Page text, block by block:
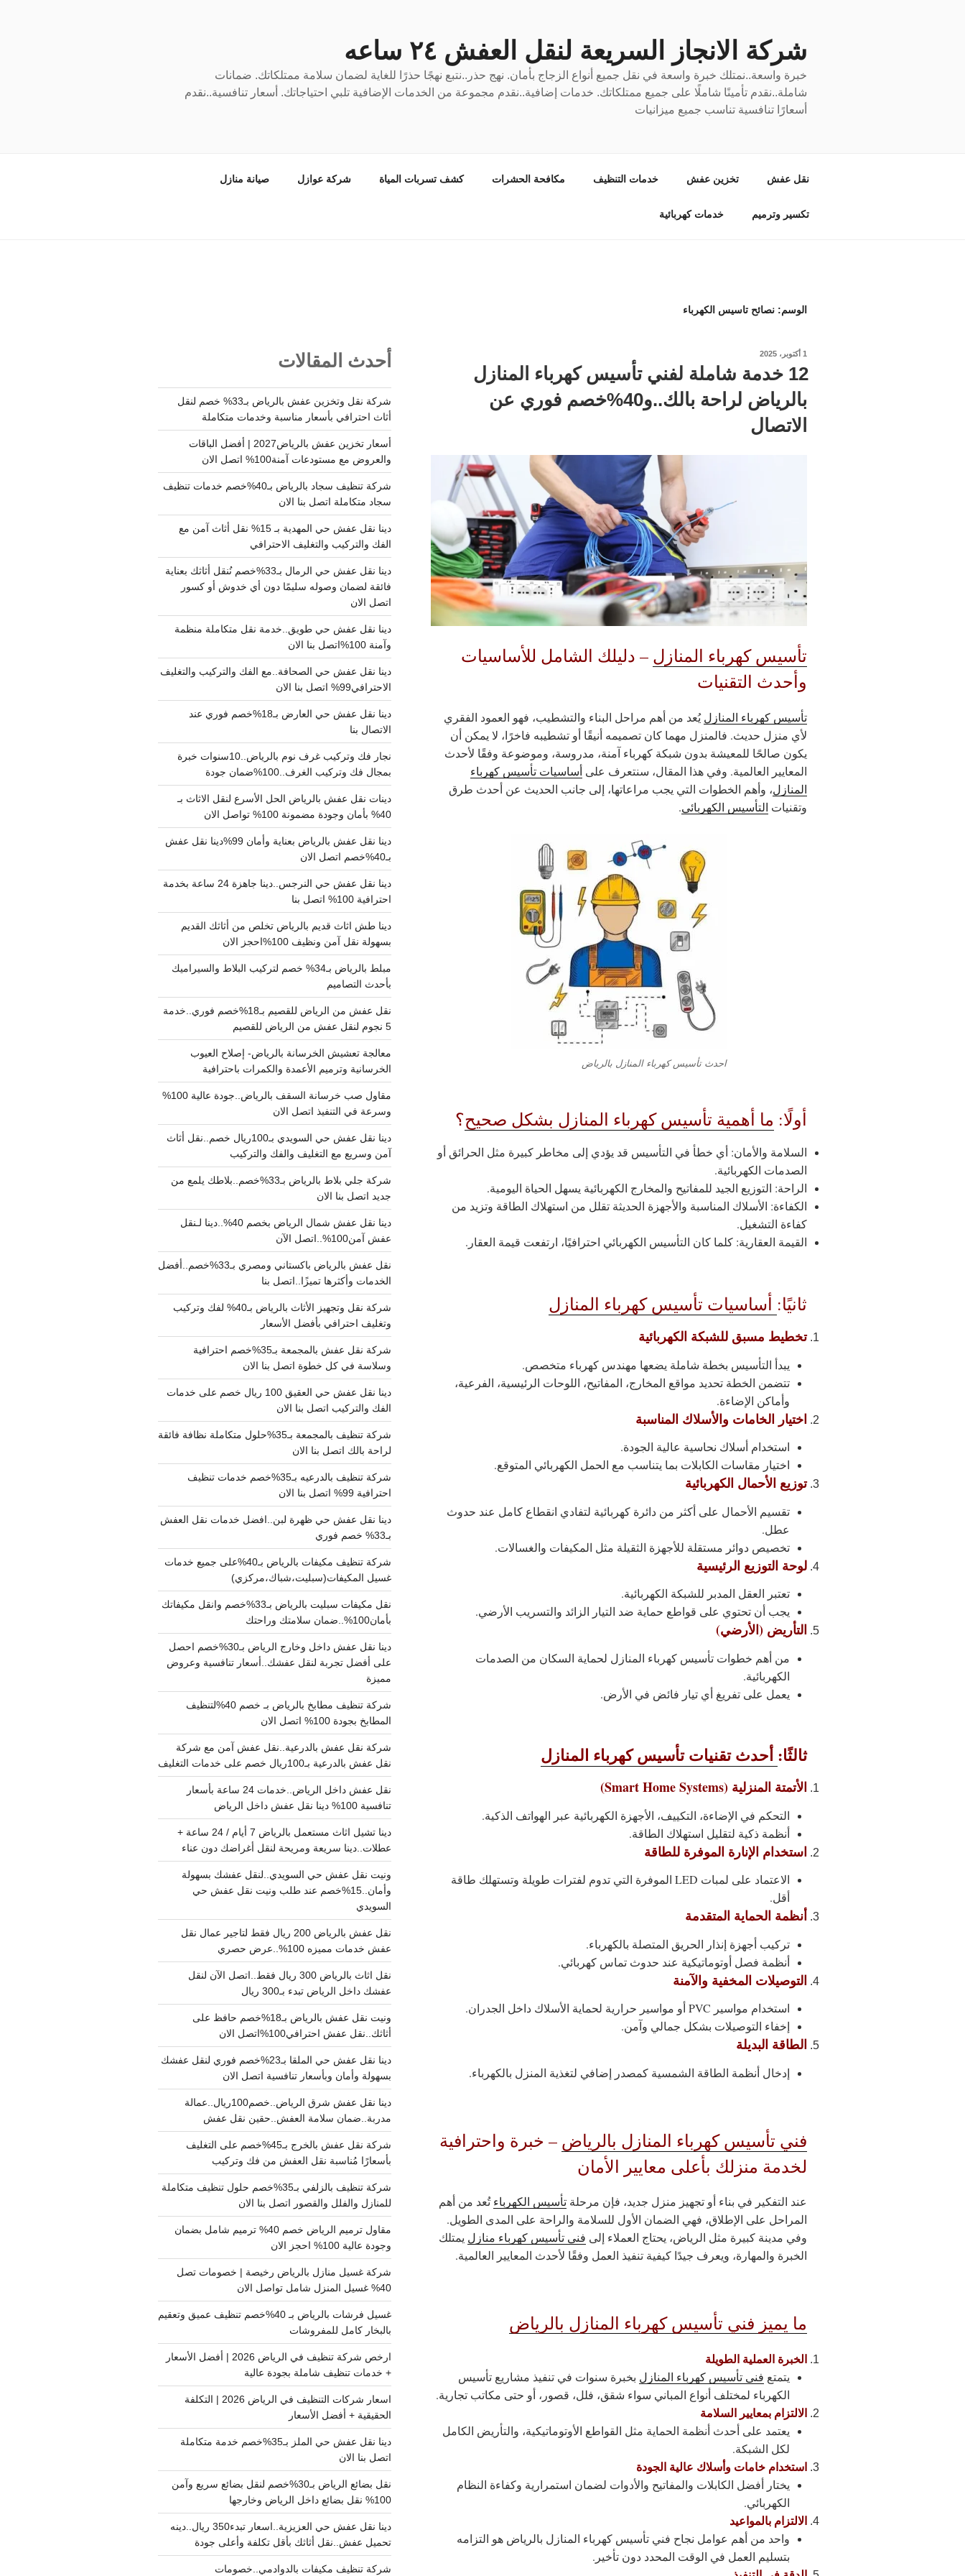
شركة الانجاز السريعة لنقل العفش ٢٤ ساعه
خبرة واسعة..نمتلك خبرة واسعة في نقل جميع أنواع الزجاج بأمان. نهج حذر..نتبع نهجًا حذرًا للغاية لضمان سلامة ممتلكاتك. ضمانات
شاملة..نقدم تأمينًا شاملًا على جميع ممتلكاتك. خدمات إضافية..نقدم مجموعة من الخدمات الإضافية تلبي احتياجاتك. أسعار تنافسية..نقدم
أسعارًا تنافسية تناسب جميع ميزانيات
نقل عفش تخزين عفش خدمات التنظيف مكافحة الحشرات كشف تسربات المياة شركة عوازل صيانة منازل
تكسير وترميم خدمات كهربائية
الوسم: نصائح تاسيس الكهرباء
نُشر1 أكتوبر، 2025
12 خدمة شاملة لفني تأسيس كهرباء المنازل
بالرياض لراحة بالك..و40%خصم فوري عن
الاتصال
تأسيس كهرباء المنازل – دليلك الشامل للأساسيات
وأحدث التقنيات
تأسيس كهرباء المنازليُعد من أهم مراحل البناء والتشطيب، فهو العمود الفقري
لأي منزل حديث. فالمنزل مهما كان تصميمه أنيقًا أو تشطيبه فاخرًا، لا يمكن أن
يكون صالحًا للمعيشة بدون شبكة كهرباء آمنة، مدروسة، وموضوعة وفقًا لأحدث
المعايير العالمية. وفي هذا المقال، سنتعرف على أساسيات تأسيس كهرباء
المنازل، وأهم الخطوات التي يجب مراعاتها، إلى جانب الحديث عن أحدث طرق
وتقنيات التأسيس الكهربائي.
احدث تأسيس كهرباء المنازل بالرياض
أولًا: ما أهمية تأسيس كهرباء المنازل بشكل صحيح؟
السلامة والأمان: أي خطأ في التأسيس قد يؤدي إلى مخاطر كبيرة مثل الحرائق أو
الصدمات الكهربائية.
الراحة: التوزيع الجيد للمفاتيح والمخارج الكهربائية يسهل الحياة اليومية.
الكفاءة: الأسلاك المناسبة والأجهزة الحديثة تقلل من استهلاك الطاقة وتزيد من
كفاءة التشغيل.
القيمة العقارية: كلما كان التأسيس الكهربائي احترافيًا، ارتفعت قيمة العقار.
ثانيًا: أساسيات تأسيس كهرباء المنازل
تخطيط مسبق للشبكة الكهربائية
يبدأ التأسيس بخطة شاملة يضعها مهندس كهرباء متخصص.
تتضمن الخطة تحديد مواقع المخارج، المفاتيح، اللوحات الرئيسية، الفرعية،
وأماكن الإضاءة.
اختيار الخامات والأسلاك المناسبة
استخدام أسلاك نحاسية عالية الجودة.
اختيار مقاسات الكابلات بما يتناسب مع الحمل الكهربائي المتوقع.
توزيع الأحمال الكهربائية
تقسيم الأحمال على أكثر من دائرة كهربائية لتفادي انقطاع كامل عند حدوث
عطل.
تخصيص دوائر مستقلة للأجهزة الثقيلة مثل المكيفات والغسالات.
لوحة التوزيع الرئيسية
تعتبر العقل المدبر للشبكة الكهربائية.
يجب أن تحتوي على قواطع حماية ضد التيار الزائد والتسريب الأرضي.
التأريض (الأرضي)
من أهم خطوات تأسيس كهرباء المنازل لحماية السكان من الصدمات
الكهربائية.
يعمل على تفريغ أي تيار فائض في الأرض.
ثالثًا: أحدث تقنيات تأسيس كهرباء المنازل
الأتمتة المنزلية (Smart Home Systems)
التحكم في الإضاءة، التكييف، الأجهزة الكهربائية عبر الهواتف الذكية.
أنظمة ذكية لتقليل استهلاك الطاقة.
استخدام الإنارة الموفرة للطاقة
الاعتماد على لمبات LED الموفرة التي تدوم لفترات طويلة وتستهلك طاقة
أقل.
أنظمة الحماية المتقدمة
تركيب أجهزة إنذار الحريق المتصلة بالكهرباء.
أنظمة فصل أوتوماتيكية عند حدوث تماس كهربائي.
التوصيلات المخفية والآمنة
استخدام مواسير PVC أو مواسير حرارية لحماية الأسلاك داخل الجدران.
إخفاء التوصيلات بشكل جمالي وآمن.
الطاقة البديلة
إدخال أنظمة الطاقة الشمسية كمصدر إضافي لتغذية المنزل بالكهرباء.
فني تأسيس كهرباء المنازل بالرياض – خبرة واحترافية
لخدمة منزلك بأعلى معايير الأمان
عند التفكير في بناء أو تجهيز منزل جديد، فإن مرحلة تأسيس الكهرباءتُعد من أهم
المراحل على الإطلاق، فهي الضمان الأول للسلامة والراحة على المدى الطويل.
وفي مدينة كبيرة مثل الرياض، يحتاج العملاء إلى فني تأسيس كهرباء منازل يمتلك
الخبرة والمهارة، ويعرف جيدًا كيفية تنفيذ العمل وفقًا لأحدث المعايير العالمية.
ما يميز فني تأسيس كهرباء المنازل بالرياض
الخبرة العملية الطويلة
يتمتع فني تأسيس كهرباء المنازل بخبرة سنوات في تنفيذ مشاريع تأسيس
الكهرباء لمختلف أنواع المباني سواء شقق، فلل، قصور، أو حتى مكاتب تجارية.
الالتزام بمعايير السلامة
يعتمد على أحدث أنظمة الحماية مثل القواطع الأوتوماتيكية، والتأريض الكامل
لكل الشبكة.
استخدام خامات وأسلاك عالية الجودة
يختار أفضل الكابلات والمفاتيح والأدوات لضمان استمرارية وكفاءة النظام
الكهربائي.
الالتزام بالمواعيد
واحد من أهم عوامل نجاح فني تأسيس كهرباء المنازل بالرياض هو التزامه
بتسليم العمل في الوقت المحدد دون تأخير.
أحدث المقالات
شركة نقل وتخزين عفش بالرياض بـ33% خصم لنقل
أثاث احترافي بأسعار مناسبة وخدمات متكاملة
أسعار تخزين عفش بالرياض2027 | أفضل الباقات
والعروض مع مستودعات آمنة100% اتصل الان
شركة تنظيف سجاد بالرياض بـ40%خصم خدمات تنظيف
سجاد متكاملة اتصل بنا الان
دينا نقل عفش حي المهدية بـ 15% نقل أثاث آمن مع
الفك والتركيب والتغليف الاحترافي
دينا نقل عفش حي الرمال بـ33%خصم نُنقل أثاثك بعناية
فائقة لضمان وصوله سليمًا دون أي خدوش أو كسور
اتصل الان
دينا نقل عفش حي طويق..خدمة نقل متكاملة منظمة
وآمنة 100%اتصل بنا الان
دينا نقل عفش حي الصحافة..مع الفك والتركيب والتغليف
الاحترافي99% اتصل بنا الان
دينا نقل عفش حي العارض بـ18%خصم فوري عند
الاتصال بنا
نجار فك وتركيب غرف نوم بالرياض..10سنوات خبرة
بمجال فك وتركيب الغرف..100%ضمان جودة
دينات نقل عفش بالرياض الحل الأسرع لنقل الاثاث بـ
40% بأمان وجودة مضمونة 100% تواصل الان
دينا نقل عفش بالرياض بعناية وأمان 99%دينا نقل عفش
بـ40%خصم اتصل الان
دينا نقل عفش حي النرجس..دينا جاهزة 24 ساعة بخدمة
احترافية 100% اتصل بنا
دينا طش اثاث قديم بالرياض تخلص من أثاثك القديم
بسهولة نقل آمن ونظيف 100%احجز الان
مبلط بالرياض بـ34% خصم لتركيب البلاط والسيراميك
بأحدث التصاميم
نقل عفش من الرياض للقصيم بـ18%خصم فوري..خدمة
5 نجوم لنقل عفش من الرياض للقصيم
معالجة تعشيش الخرسانة بالرياض- إصلاح العيوب
الخرسانية وترميم الأعمدة والكمرات باحترافية
مقاول صب خرسانة السقف بالرياض..جودة عالية 100%
وسرعة في التنفيذ اتصل الان
دينا نقل عفش حي السويدي بـ100ريال خصم..نقل أثاث
آمن وسريع مع التغليف والفك والتركيب
شركة جلي بلاط بالرياض بـ33%خصم..بلاطك يلمع من
جديد اتصل بنا الان
دينا نقل عفش شمال الرياض بخصم 40%..دينا لـنقل
عفش آمن100%..اتصل الآن
نقل عفش بالرياض باكستاني ومصري بـ33%خصم..أفضل
الخدمات وأكثرها تميزًا..اتصل بنا
شركة نقل وتجهيز الأثاث بالرياض بـ40% لفك وتركيب
وتغليف احترافي بأفضل الأسعار
شركة نقل عفش بالمجمعة بـ35%خصم احترافية
وسلاسة في كل خطوة اتصل بنا الان
دينا نقل عفش حي العقيق 100 ريال خصم على خدمات
الفك والتركيب اتصل بنا الان
شركة تنظيف بالمجمعة بـ35%حلول متكاملة نظافة فائقة
لراحة بالك اتصل بنا الان
شركة تنظيف بالدرعيه بـ35%خصم خدمات تنظيف
احترافية 99% اتصل بنا الان
دينا نقل عفش حي ظهرة لبن..افضل خدمات نقل العفش
بـ33% خصم فوري
شركة تنظيف مكيفات بالرياض بـ40%على جميع خدمات
غسيل المكيفات(سبليت،شباك،مركزي)
نقل مكيفات سبليت بالرياض بـ33%خصم وانقل مكيفاتك
بأمان100%..ضمان سلامتك وراحتك
دينا نقل عفش داخل وخارج الرياض بـ30%خصم احصل
على أفضل تجربة لنقل عفشك..أسعار تنافسية وعروض
مميزة
شركة تنظيف مطابخ بالرياض بـ خصم 40%لتنظيف
المطابخ بجودة 100% اتصل الان
شركة نقل عفش بالدرعية..نقل عفش آمن مع شركة
نقل عفش بالدرعية بـ100ريال خصم على خدمات التغليف
نقل عفش داخل الرياض..خدمات 24 ساعة بأسعار
تنافسية 100% دينا نقل عفش داخل الرياض
دينا تشيل اثاث مستعمل بالرياض 7 أيام / 24 ساعة +
عطلات..دينا سريعة ومريحة لنقل أغراضك دون عناء
ونيت نقل عفش حي السويدي..لنقل عفشك بسهولة
وأمان..15%خصم عند طلب ونيت نقل عفش حي
السويدي
نقل عفش بالرياض 200 ريال فقط لتاجير عمال نقل
عفش خدمات مميزه 100%..عرض حصري
نقل اثاث بالرياض 300 ريال فقط..اتصل الآن لنقل
عفشك داخل الرياض تبدء بـ300 ريال
ونيت نقل عفش بالرياض بـ18%خصم حافظ على
أثاثك..نقل عفش احترافي100%اتصل الان
دينا نقل عفش حي الملقا بـ23%خصم فوري لنقل عفشك
بسهولة وأمان وبأسعار تنافسية اتصل الان
دينا نقل عفش شرق الرياض..خصم100ريال..عمالة
مدربة..ضمان سلامة العفش..حقين نقل عفش
شركة نقل عفش بالخرج بـ45%خصم على التغليف
بأسعارًا مُناسبة نقل العفش من فك وتركيب
شركة تنظيف بالزلفي بـ35%خصم حلول تنظيف متكاملة
للمنازل والفلل والقصور اتصل بنا الان
مقاول ترميم الرياض خصم 40% ترميم شامل بضمان
وجودة عالية 100% احجز الان
شركة غسيل منازل بالرياض رخيصة | خصومات تصل
40% غسيل المنزل شامل تواصل الان
غسيل فرشات بالرياض بـ 40%خصم تنظيف عميق وتعقيم
بالبخار كامل للمفروشات
ارخص شركة تنظيف في الرياض 2026 | أفضل الأسعار
+ خدمات تنظيف شاملة بجودة عالية
اسعار شركات التنظيف في الرياض 2026 | التكلفة
الحقيقية + أفضل الأسعار
دينا نقل عفش حي الملز بـ35%خصم خدمة متكاملة
اتصل بنا الان
نقل بضائع الرياض بـ30%خصم لنقل بضائع سريع وآمن
100% نقل بضائع داخل الرياض وخارجها
دينا نقل عفش حي العزيزية..اسعار تبدء350 ريال..دينه
تحميل عفش..نقل أثاثك بأقل تكلفة وأعلى جودة
شركة تنظيف مكيفات بالدوادمي..خصومات